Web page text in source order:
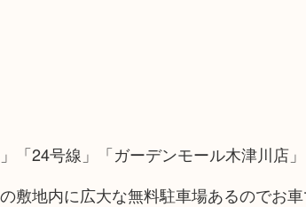
「24号線」「ガーデンモール木津川店」
敷地内に広大な無料駐車場あるのでお